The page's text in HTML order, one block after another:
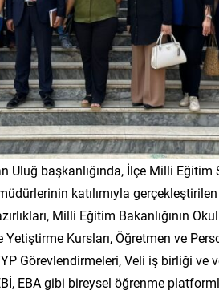
Uluğ başkanlığında, İlçe Milli
katılımıyla
Milli Eğitim Bakanlığının
Kursları, Öğretmen ve
Görevlendirmeleri, Veli iş birliği ve
EBA gibi bireysel öğrenme